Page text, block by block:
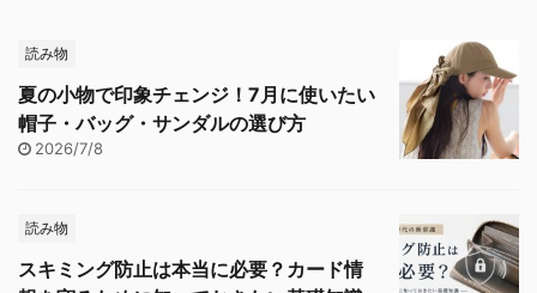
読み物
夏の小物で印象チェンジ！7月に使いたい
帽子・バッグ・サンダルの選び方
2026/7/8
読み物
スキミング防止は本当に必要？カード情